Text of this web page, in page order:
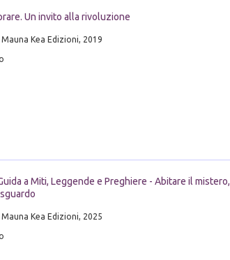
Un invito alla rivoluzione
Mauna Kea Edizioni, 2019
a Miti, Leggende e Preghiere - Abitare il mistero,
Mauna Kea Edizioni, 2025